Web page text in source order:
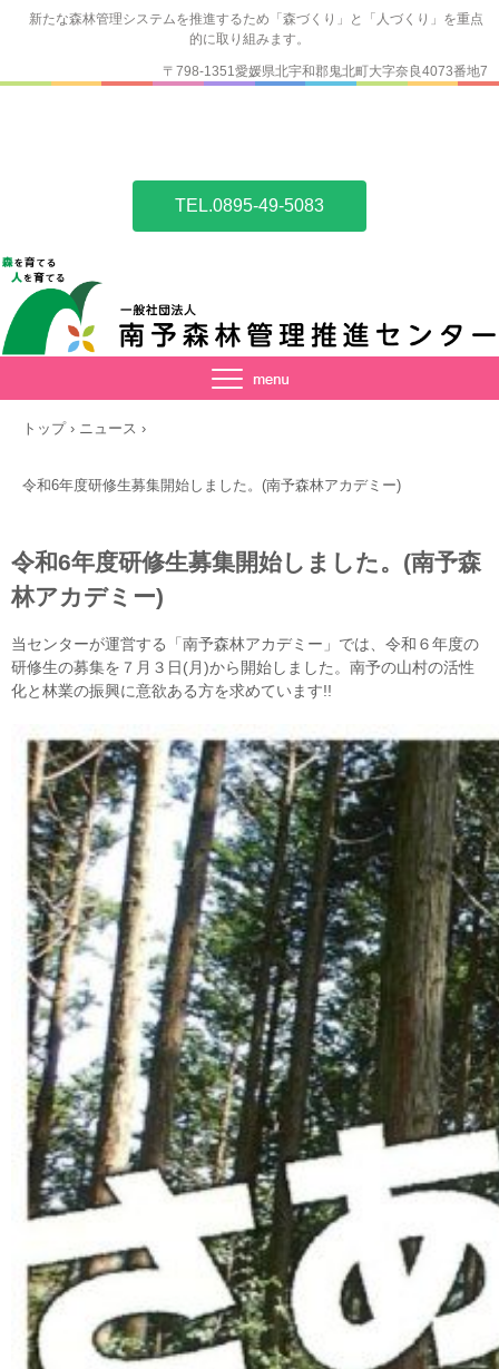
新たな森林管理システムを推進するため「森づくり」と「人づくり」を重点
的に取り組みます。
TEL.0895-49-5083
〒798-1351愛媛県北宇和郡鬼北町大字奈良4073番地7
トップ › ニュース ›
令和6年度研修生募集開始しました。(南予森林アカデミー)
令和6年度研修生募集開始しました。(南予森
林アカデミー)
当センターが運営する「南予森林アカデミー」では、令和６年度の
研修生の募集を７月３日(月)から開始しました。南予の山村の活性
化と林業の振興に意欲ある方を求めています!!